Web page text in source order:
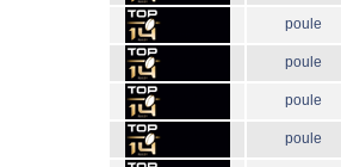
poule
poule
poule
poule